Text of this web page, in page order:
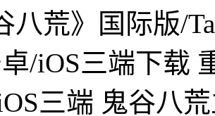
八荒》国际版/
/iOS三端下载
三端 鬼谷八